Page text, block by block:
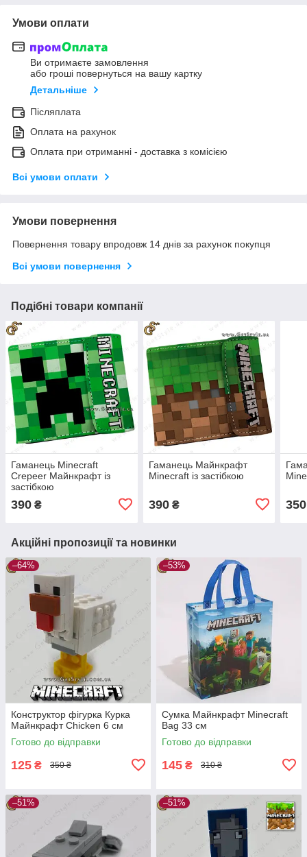
Умови оплати
Ви отримаєте замовлення
або гроші повернуться на вашу картку
Детальніше
Післяплата
Оплата на рахунок
Оплата при отриманні - доставка з комісією
Всі умови оплати
Умови повернення
Повернення товару впродовж 14 днів за рахунок покупця
Всі умови повернення
Подібні товари компанії
Гаманець Minecraft
Crepeer Майнкрафт із
застібкою
390 ₴
Гаманець Майнкрафт
Minecraft із застібкою
390₴ 350
Акційні пропозиції та новинки
–64%
Конструктор фігурка Курка
Майнкрафт Chicken 6 см
Готово до відправки
125 ₴ 350 ₴
–53%
Сумка Майнкрафт Minecraft
Bag 33 см
Готово до відправки
145 ₴ 310 ₴
–51% –51%